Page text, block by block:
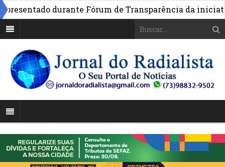
durante Fórum de Transparência da iniciativa